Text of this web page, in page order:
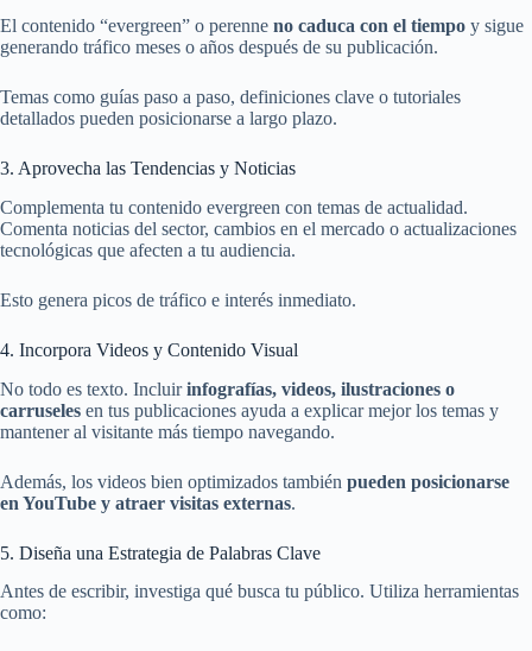
El contenido “evergreen” o perenne no caduca con el tiempo y sigue
generando tráfico meses o años después de su publicación.
Temas como guías paso a paso, definiciones clave o tutoriales
detallados pueden posicionarse a largo plazo.
3. Aprovecha las Tendencias y Noticias
Complementa tu contenido evergreen con temas de actualidad.
Comenta noticias del sector, cambios en el mercado o actualizaciones
tecnológicas que afecten a tu audiencia.
Esto genera picos de tráfico e interés inmediato.
4. Incorpora Videos y Contenido Visual
No todo es texto. Incluirinfografías, videos, ilustraciones o
carruseles en tus publicaciones ayuda a explicar mejor los temas y
mantener al visitante más tiempo navegando.
Además, los videos bien optimizados también pueden posicionarse
en YouTube y atraer visitas externas.
5. Diseña una Estrategia de Palabras Clave
Antes de escribir, investiga qué busca tu público. Utiliza herramientas
como: